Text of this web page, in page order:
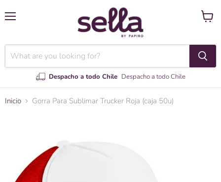
Despacho a todo Chile Despacho a todo Chile
Ver
Inicio Gorra Para Sublimar Trucker Roja (caja 50u)